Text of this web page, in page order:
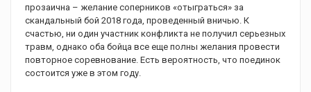
прозаична – желание соперников «отыграться» за
скандальный бой 2018 года, проведенный вничью. К
счастью, ни один участник конфликта не получил серьезных
травм, однако оба бойца все еще полны желания провести
повторное соревнование. Есть вероятность, что поединок
состоится уже в этом году.